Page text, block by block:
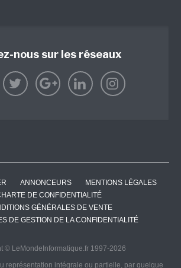
nous sur les réseaux
ANNONCEURS
MENTIONS LÉGALES
DE CONFIDENTIALITÉ
GÉNÉRALES DE VENTE
DE GESTION DE LA CONFIDENTIALITÉ
© LeMondeInformatique.fr 1997-2026
représentation intégrale ou partielle, par quelque